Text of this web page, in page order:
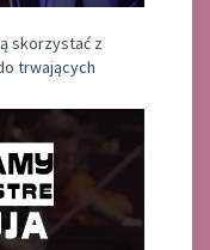
skorzystać z
trwających